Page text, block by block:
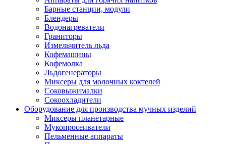
Барные станции, модули
Блендеры
Водонагреватели
Граниторы
Измельчитель льда
Кофемашины
Кофемолка
Льдогенераторы
Миксеры для молочных коктелей
Соковыжималки
Сокоохладители
Оборудование для производства мучных изделий
Миксеры планетарные
Мукопросеиватели
Пельменные аппараты